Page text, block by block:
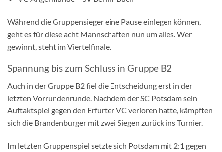
Während die Gruppensieger eine Pause einlegen können,
geht es für diese acht Mannschaften nun um alles. Wer
gewinnt, steht im Viertelfinale.
Spannung bis zum Schluss in Gruppe B2
Auch in der Gruppe B2 fiel die Entscheidung erst in der
letzten Vorrundenrunde. Nachdem der SC Potsdam sein
Auftaktspiel gegen den Erfurter VC verloren hatte, kämpften
sich die Brandenburger mit zwei Siegen zurück ins Turnier.
Im letzten Gruppenspiel setzte sich Potsdam mit 2:1 gegen